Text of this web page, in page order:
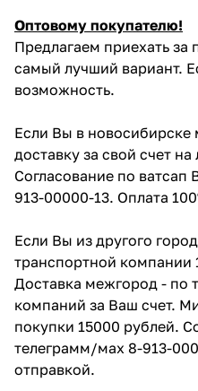
Оптовому покупателю!
Предлагаем приехать
самый лучший вариант.
возможность.
Если Вы в новосибирске
доставку за свой счет
Согласование по
913-00000-13. Оплата
Если Вы из другого
транспортной компании
Доставка межгород - по
компаний за Ваш счет.
покупки 15000 рублей.
телеграмм/мах 8-913-
отправкой.